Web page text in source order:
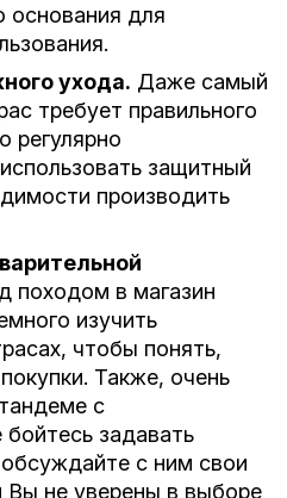
основания для
ухода. Даже самый
требует правильного
регулярно
защитный
производить
походом в магазин
изучить
чтобы понять,
Также, очень
с
задавать
с ним свои
Вы не уверены в выборе